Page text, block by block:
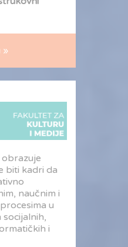
»
obrazuje
biti kadri da
naučnim i
u
i